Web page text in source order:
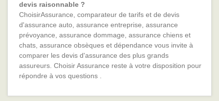
devis raisonnable ?
ChoisirAssurance, comparateur de tarifs et de devis
d'assurance auto, assurance entreprise, assurance
prévoyance, assurance dommage, assurance chiens et
chats, assurance obsèques et dépendance vous invite à
comparer les devis d'assurance des plus grands
assureurs. Choisir Assurance reste à votre disposition pour
répondre à vos questions .